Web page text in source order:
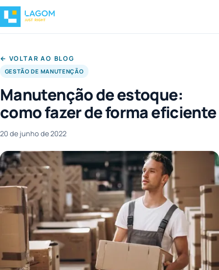
← VOLTAR AO BLOG
GESTÃO DE MANUTENÇÃO
Manutenção de estoque:
como fazer de forma eficiente
20 de junho de 2022